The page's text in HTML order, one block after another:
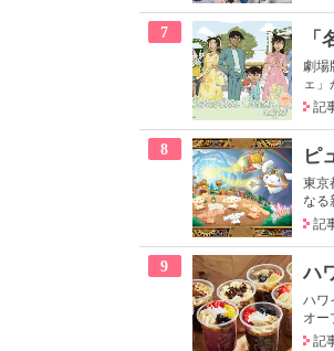
7
劇場
ェ
記
8
東京
なる
記
9
ハワ
オー
記